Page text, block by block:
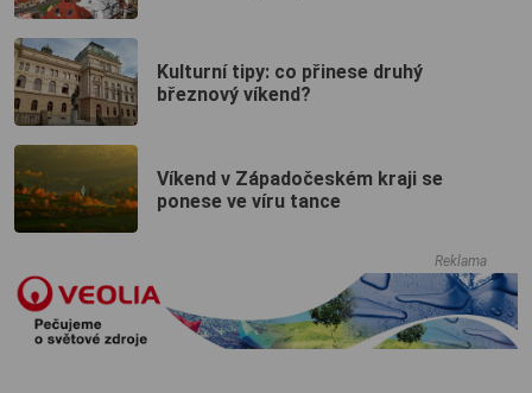
Kulturní tipy: co přinese druhý
březnový víkend?
Víkend v Západočeském kraji se
ponese ve víru tance
Reklama